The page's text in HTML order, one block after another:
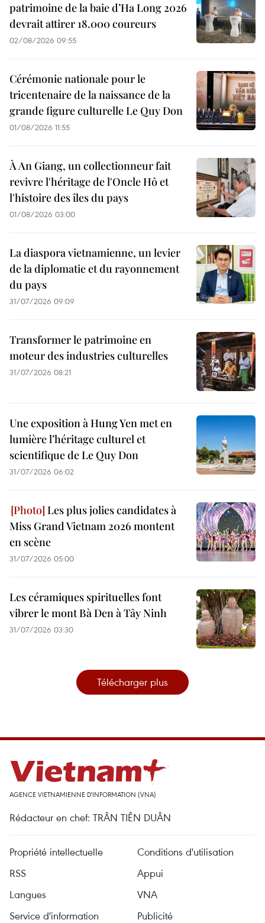
patrimoine de la baie d’Ha Long 2026
devrait attirer 18.000 coureurs
02/08/2026 09:55
Cérémonie nationale pour le
tricentenaire de la naissance de la
grande figure culturelle Le Quy Don
01/08/2026 11:55
À An Giang, un collectionneur fait
revivre l'héritage de l'Oncle Hô et
l'histoire des îles du pays
01/08/2026 03:00
La diaspora vietnamienne, un levier
de la diplomatie et du rayonnement
du pays
31/07/2026 09:09
Transformer le patrimoine en
moteur des industries culturelles
31/07/2026 08:21
Une exposition à Hung Yen met en
lumière l’héritage culturel et
scientifique de Le Quy Don
31/07/2026 06:02
Les plus jolies candidates à
Miss Grand Vietnam 2026 montent
en scène
31/07/2026 05:00
Les céramiques spirituelles font
vibrer le mont Bà Den à Tây Ninh
31/07/2026 03:30
Télécharger plus
AGENCE VIETNAMIENNE D'INFORMATION (VNA)
Rédacteur en chef: TRÂN TIÊN DUÂN
Propriété intellectuelle
Conditions d'utilisation
RSS
Appui
Langues
VNA
Service d'information
Publicité